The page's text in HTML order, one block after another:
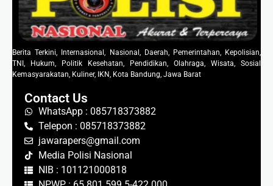
Berita Terkini, Internasional, Nasional, Daerah, Pemerintahan, Kepolisian,
TNI, Hukum, Politik Kesehatan, Pendidikan, Olahraga, Wisata, Sosial
Kemasyarakatan, Kuliner, IKN, Kota Bandung, Jawa Barat
Contact Us
WhatsApp : 085718373882
Telepon : 085718373882
jawarapers@gmail.com
Media Polisi Nasional
NIB : 101121000818